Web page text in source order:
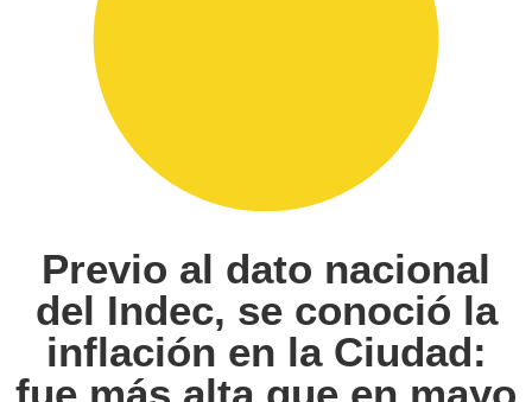
Previo al dato nacional
del Indec, se conoció la
inflación en la Ciudad: